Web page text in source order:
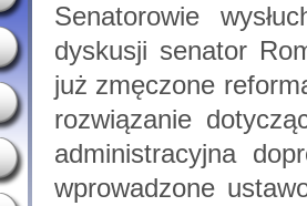
Senatorowie
dyskusji senator
już zmęczone
rozwiązanie
administracyjna
wprowadzone